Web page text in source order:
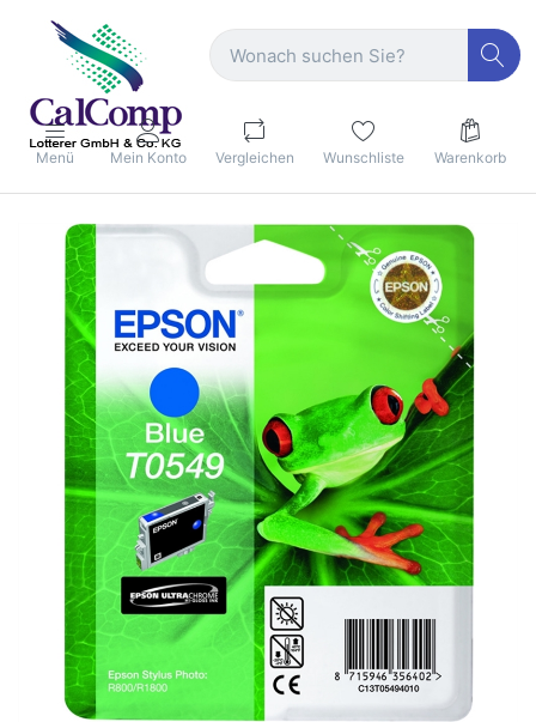
Menü Mein Konto Vergleichen Wunschliste Warenkorb